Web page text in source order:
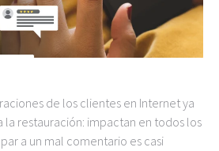
de los clientes en Internet ya
la restauración: impactan en todos los
a un mal comentario es casi